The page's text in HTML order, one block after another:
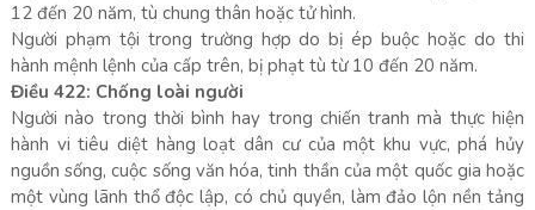
12 đến 20 năm, tù chung thân hoặc tử hình.
Người phạm tội trong trường hợp do bị ép buộc hoặc do thi
hành mệnh lệnh của cấp trên, bị phạt tù từ 10 đến 20 năm.
Điều 422: Chống loài người
Người nào trong thời bình hay trong chiến tranh mà thực hiện
hành vi tiêu diệt hàng loạt dân cư của một khu vực, phá hủy
nguồn sống, cuộc sống văn hóa, tinh thần của một quốc gia hoặc
một vùng lãnh thổ độc lập, có chủ quyền, làm đảo lộn nền tảng